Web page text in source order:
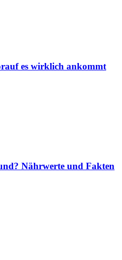
es wirklich ankommt
Nährwerte und Fakten